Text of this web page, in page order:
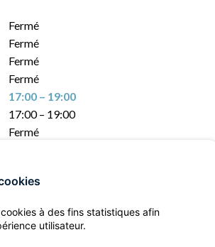
Fermé
Fermé
Fermé
Fermé
17:00 – 19:00
17:00 – 19:00
Fermé
à des fins statistiques afin
utilisateur.